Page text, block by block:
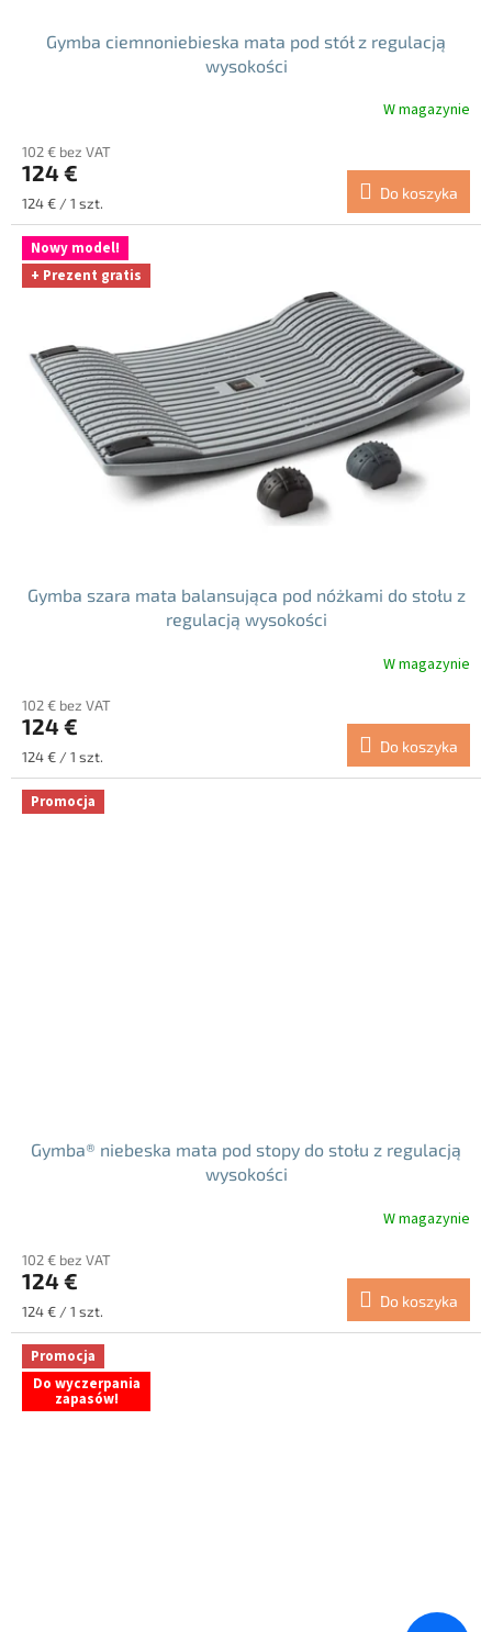
Gymba ciemnoniebieska mata pod stół z regulacją
wysokości
W magazynie
102 € bez VAT
124 €
Cena
jednostkowa:
124 € / 1 szt.
Do koszyka
Nowy model!
+ Prezent gratis
Gymba szara mata balansująca pod nóżkami do stołu z
regulacją wysokości
produktu
wynosi
5.0
5
gwiazdek.
W magazynie
102 € bez VAT
124 €
Cena
jednostkowa:
124 € / 1 szt.
Do koszyka
Promocja
Gymba® niebeska mata pod stopy do stołu z regulacją
wysokości
W magazynie
102 € bez VAT
124 €
Cena
jednostkowa:
124 € / 1 szt.
Do koszyka
Promocja
Do wyczerpania
zapasów!